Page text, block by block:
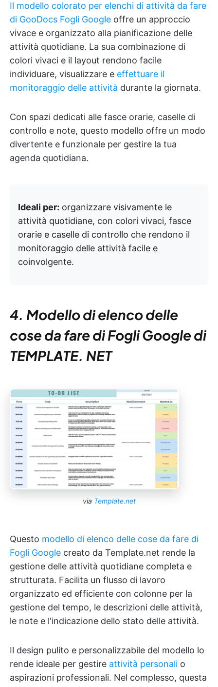
Il modello colorato per elenchi di attività da fare
di GooDocs Fogli Google offre un approccio
vivace e organizzato alla pianificazione delle
attività quotidiane. La sua combinazione di
colori vivaci e il layout rendono facile
individuare, visualizzare e effettuare il
monitoraggio delle attività durante la giornata.
Con spazi dedicati alle fasce orarie, caselle di
controllo e note, questo modello offre un modo
divertente e funzionale per gestire la tua
agenda quotidiana.
Ideali per: organizzare visivamente le
attività quotidiane, con colori vivaci, fasce
orarie e caselle di controllo che rendono il
monitoraggio delle attività facile e
coinvolgente.
4. Modello di elenco delle
cose da fare di Fogli Google di
TEMPLATE. NET
via Template.net
Questo modello di elenco delle cose da fare di
Fogli Google creato da Template.net rende la
gestione delle attività quotidiane completa e
strutturata. Facilita un flusso di lavoro
organizzato ed efficiente con colonne per la
gestione del tempo, le descrizioni delle attività,
le note e l'indicazione dello stato delle attività.
Il design pulito e personalizzabile del modello lo
rende ideale per gestire attività personali o
aspirazioni professionali. Nel complesso, questa